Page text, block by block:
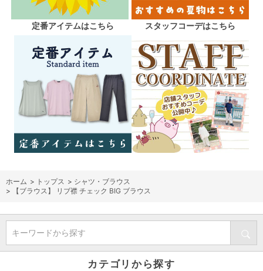
定番アイテムはこちら スタッフコーデはこちら
ホーム > トップス > シャツ・ブラウス
>
【ブラウス】 リブ襟 チェック BIG ブラウス
キーワードから探す
カテゴリから探す